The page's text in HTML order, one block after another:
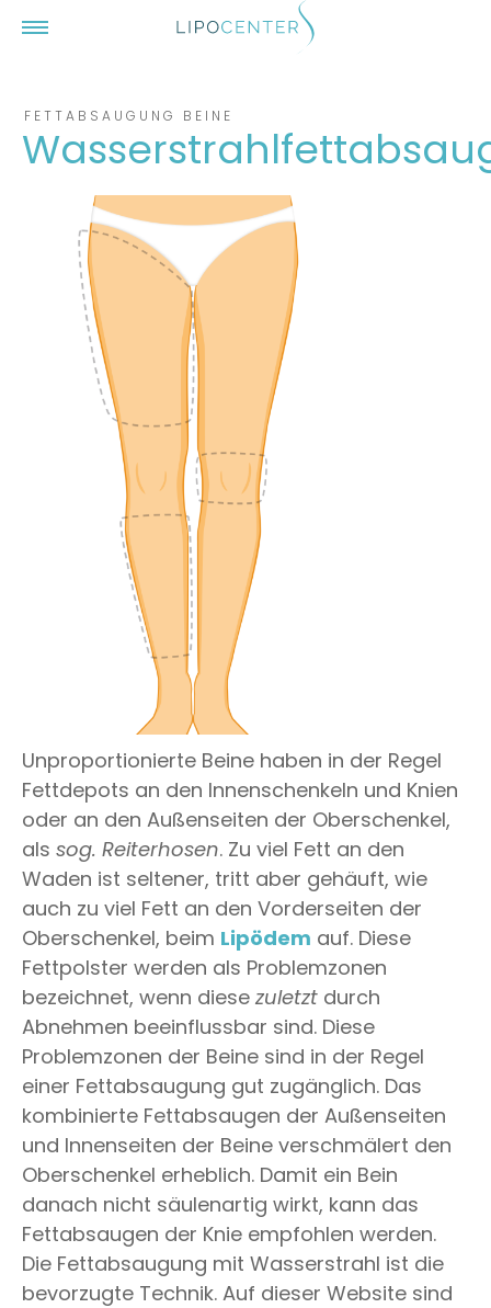
Zum Inhalt springen
Menü
FETTABSAUGUNG BEINE
Unproportionierte Beine haben in der Regel
Fettdepots an den Innenschenkeln und Knien
oder an den Außenseiten der Oberschenkel,
als sog. Reiterhosen. Zu viel Fett an den
Waden ist seltener, tritt aber gehäuft, wie
auch zu viel Fett an den Vorderseiten der
Oberschenkel, beim Lipödem auf. Diese
Fettpolster werden als Problemzonen
bezeichnet, wenn diese zuletzt durch
Abnehmen beeinflussbar sind. Diese
Problemzonen der Beine sind in der Regel
einer Fettabsaugung gut zugänglich. Das
kombinierte Fettabsaugen der Außenseiten
und Innenseiten der Beine verschmälert den
Oberschenkel erheblich. Damit ein Bein
danach nicht säulenartig wirkt, kann das
Fettabsaugen der Knie empfohlen werden.
Die Fettabsaugung mit Wasserstrahl ist die
bevorzugte Technik. Auf dieser Website sind